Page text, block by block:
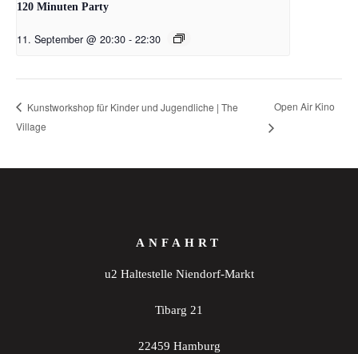
120 Minuten Party
11. September @ 20:30 - 22:30
Kunstworkshop für Kinder und Jugendliche | The
Village
Open Air Kino
ANFAHRT
u2 Haltestelle Niendorf-Markt
Tibarg 21
22459 Hamburg